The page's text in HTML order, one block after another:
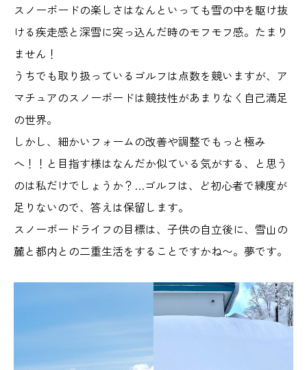
スノーボードの楽しさはなんといっても雪の中を駆け抜
ける疾走感と深雪に突っ込んだ時のモフモフ感。たまり
ません！
うちでも取り扱っているゴルフは点数を競いますが、ア
マチュアのスノーボードは競技性があまりなく自己満足
の世界。
しかし、細かいフォームの改善や調整でもっと極み
へ！！と目指す様はなんだか似ている気がする、と思う
のは私だけでしょうか？…ゴルフは、ど初心者で練度が
足りないので、答えは保留します。
スノーボードライフの目標は、子供の自立後に、雪山の
麓と都内との二重生活をすることですかね〜。夢です。